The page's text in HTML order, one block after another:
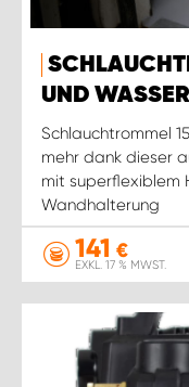
UND WASSER
Schlauchtrommel
mehr dank dieser
mit superflexiblem
Wandhalterung
141 €
EXKL. 17 % MWST.